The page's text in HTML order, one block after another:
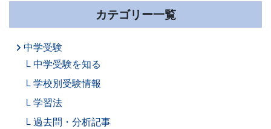
カテゴリー一覧
中学受験
中学受験を知る
学校別受験情報
学習法
過去問・分析記事